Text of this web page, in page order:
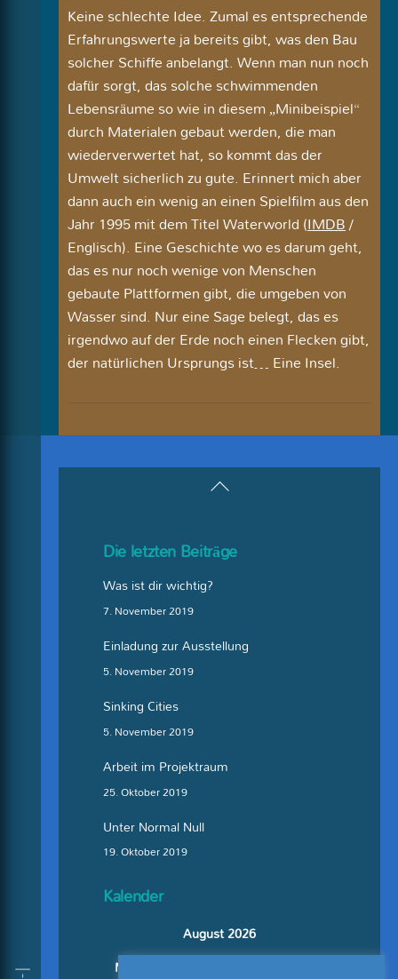
Keine schlechte Idee. Zumal es entsprechende
Erfahrungswerte ja bereits gibt, was den Bau
solcher Schiffe anbelangt. Wenn man nun noch
dafür sorgt, das solche schwimmenden
Lebensräume so wie in diesem „Minibeispiel“
durch Materialen gebaut werden, die man
wiederverwertet hat, so kommt das der
Umwelt sicherlich zu gute. Erinnert mich aber
dann auch ein wenig an einen Spielfilm aus den
Jahr 1995 mit dem Titel Waterworld (IMDB/
Englisch). Eine Geschichte wo es darum geht,
das es nur noch wenige von Menschen
gebaute Plattformen gibt, die umgeben von
Wasser sind. Nur eine Sage belegt, das es
irgendwo auf der Erde noch einen Flecken gibt,
der natürlichen Ursprungs ist… Eine Insel.
Back
Die letzten Beiträge
Was ist dir wichtig?
7. November 2019
Einladung zur Ausstellung
5. November 2019
Sinking Cities
5. November 2019
Arbeit im Projektraum
25. Oktober 2019
Unter Normal Null
19. Oktober 2019
Kalender
August 2026
M